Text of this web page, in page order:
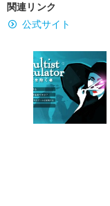
関連リンク
公式サイト